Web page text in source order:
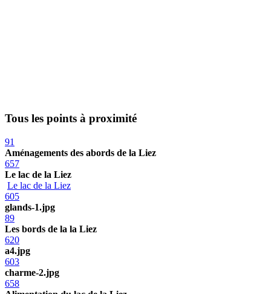
Tous les points à proximité
91
Aménagements des abords de la Liez
657
Le lac de la Liez
Le lac de la Liez
605
glands-1.jpg
89
Les bords de la la Liez
620
a4.jpg
603
charme-2.jpg
658